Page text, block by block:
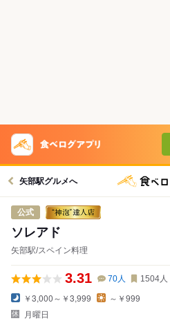
矢部駅グルメへ
公式
ソレアド
矢部駅/スペイン料理
3.31 70人 1504人
￥3,000～￥3,999
～￥999
月曜日